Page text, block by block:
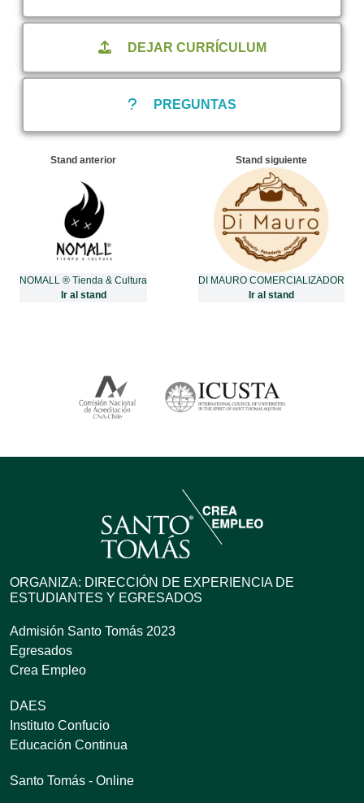
DEJAR CURRÍCULUM
PREGUNTAS
Stand anterior
NOMALL ® Tienda & Cultura
Ir al stand
Stand siguiente
DI MAURO COMERCIALIZADOR
Ir al stand
ORGANIZA: DIRECCIÓN DE EXPERIENCIA DE
ESTUDIANTES Y EGRESADOS
Admisión Santo Tomás 2023
Egresados
Crea Empleo
DAES
Instituto Confucio
Educación Continua
Santo Tomás - Online